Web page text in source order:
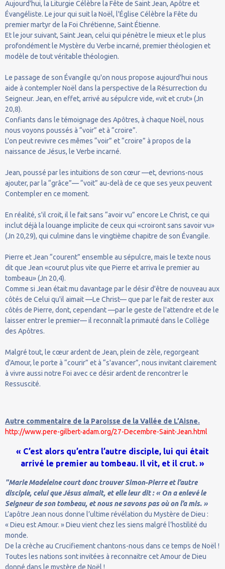
Aujourd'hui, la Liturgie Célèbre la Fête de Saint Jean, Apôtre et
Évangéliste. Le jour qui suit la Noël, l'Église Célèbre la Fête du
premier martyr de la Foi Chrétienne, Saint Étienne.
Et le jour suivant, Saint Jean, celui qui pénètre le mieux et le plus
profondément le Mystère du Verbe incarné, premier théologien et
modèle de tout véritable théologien.
Le passage de son Évangile qu'on nous propose aujourd'hui nous
aide à contempler Noël dans la perspective de la Résurrection du
Seigneur. Jean, en effet, arrivé au sépulcre vide, «vit et crut» (Jn
20,8).
Confiants dans le témoignage des Apôtres, à chaque Noël, nous
nous voyons poussés à “voir” et à “croire”.
L'on peut revivre ces mêmes “voir” et “croire” à propos de la
naissance de Jésus, le Verbe incarné.
Jean, poussé par les intuitions de son cœur —et, devrions-nous
ajouter, par la “grâce”— “voit” au-delà de ce que ses yeux peuvent
Contempler en ce moment.
En réalité, s'il croit, il le fait sans “avoir vu” encore Le Christ, ce qui
inclut déjà la louange implicite de ceux qui «croiront sans savoir vu»
(Jn 20,29), qui culmine dans le vingtième chapitre de son Évangile.
Pierre et Jean “courent” ensemble au sépulcre, mais le texte nous
dit que Jean «courut plus vite que Pierre et arriva le premier au
tombeau» (Jn 20,4).
Comme si Jean était mu davantage par le désir d'être de nouveau aux
côtés de Celui qu'il aimait —Le Christ— que par le fait de rester aux
côtés de Pierre, dont, cependant —par le geste de l'attendre et de le
laisser entrer le premier— il reconnaît la primauté dans le Collège
des Apôtres.
Malgré tout, le cœur ardent de Jean, plein de zèle, regorgeant
d'Amour, le porte à “courir” et à “s'avancer”, nous invitant clairement
à vivre aussi notre Foi avec ce désir ardent de rencontrer le
Ressuscité.
Autre commentaire de la Paroisse de la Vallée de L’Aisne.
http://www.pere-gilbert-adam.org/27-Decembre-Saint-Jean.html
« C’est alors qu’entra l’autre disciple, lui qui était
arrivé le premier au tombeau. Il vit, et il crut. »
"Marie Madeleine court donc trouver Simon-Pierre et l’autre
disciple, celui que Jésus aimait, et elle leur dit : « On a enlevé le
Seigneur de son tombeau, et nous ne savons pas où on l’a mis. »
L’apôtre Jean nous donne l’ultime révélation du Mystère de Dieu :
« Dieu est Amour. » Dieu vient chez les siens malgré l’hostilité du
monde.
De la crèche au Crucifiement chantons-nous dans ce temps de Noël !
Toutes les nations sont invitées à reconnaitre cet Amour de Dieu
donné dans le mystère de Noël !